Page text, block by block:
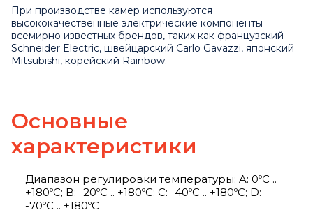
При производстве камер используются
высококачественные электрические компоненты
всемирно известных брендов, таких как французский
Schneider Electric, швейцарский Carlo Gavazzi, японский
Mitsubishi, корейский Rainbow.
Основные
характеристики
Диапазон регулировки температуры: A: 0ºC ..
+180ºC; B: -20ºC .. +180ºC; C: -40ºC .. +180ºC; D:
-70ºC .. +180ºC